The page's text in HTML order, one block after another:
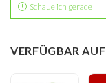
Schaue ich gerade
VERFÜGBAR AUF